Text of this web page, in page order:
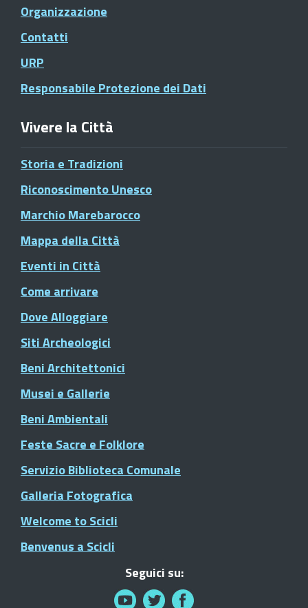
Organizzazione
Contatti
URP
Responsabile Protezione dei Dati
Vivere la Città
Storia e Tradizioni
Riconoscimento Unesco
Marchio Marebarocco
Mappa della Città
Eventi in Città
Come arrivare
Dove Alloggiare
Siti Archeologici
Beni Architettonici
Musei e Gallerie
Beni Ambientali
Feste Sacre e Folklore
Servizio Biblioteca Comunale
Galleria Fotografica
Welcome to Scicli
Benvenus a Scicli
Seguici su: